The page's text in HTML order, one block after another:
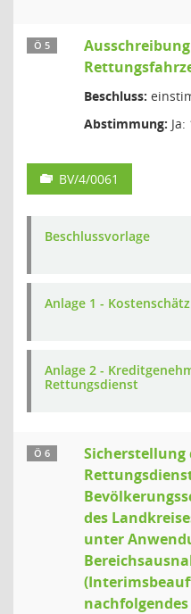
Ö 5
Beschluss:
Abstimmung:
BV/4/0061
Beschlussvorlage
Anlage 1 -
Anlage 2 -
Rettungsdienst
Ö 6
Sicherstellung
des
unter